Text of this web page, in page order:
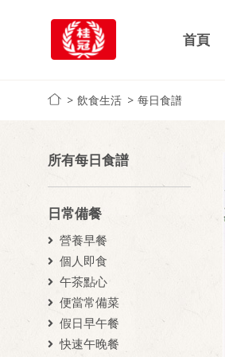
首頁
飲食生活 每日食譜
所有每日食譜
日常備餐
營養早餐
個人即食
午茶點心
便當常備菜
假日早午餐
快速午晚餐